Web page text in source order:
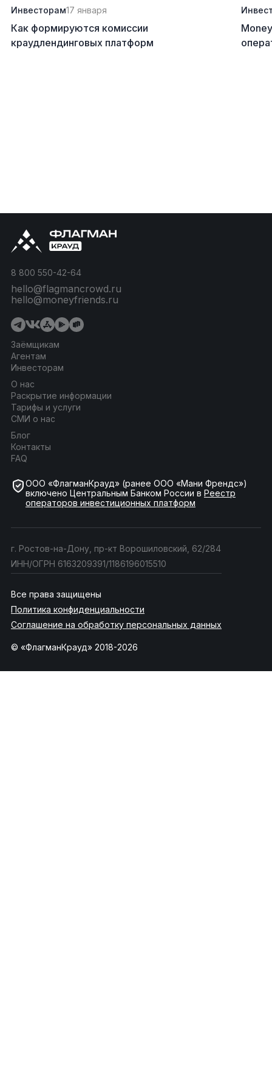
Инвесторам17 января
Как формируются комиссии
краудлендинговых платформ
Заёмщикам
Агентам
Инвесторам
О нас
Раскрытие информации
Тарифы и услуги
СМИ о нас
Блог
Контакты
FAQ
8 800 550-42-64
hello@flagmancrowd.ru
hello@moneyfriends.ru
ООО «ФлагманКрауд» (ранее ООО «Мани Френдс»)
включено Центральным Банком России в Реестр
операторов инвестиционных платформ
г. Ростов-на-Дону, пр-кт Ворошиловский, 62/284
ИНН/ОГРН 6163209391/1186196015510
Все права защищены
Политика конфиденциальности
Соглашение на обработку персональных данных
© «ФлагманКрауд» 2018-2026